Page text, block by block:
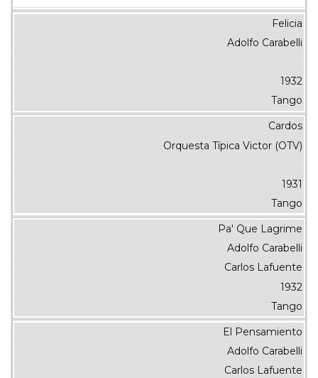
Felicia
Adolfo Carabelli
1932
Tango
Cardos
Orquesta Típica Victor (OTV)
1931
Tango
Pa' Que Lagrime
Adolfo Carabelli
Carlos Lafuente
1932
Tango
El Pensamiento
Adolfo Carabelli
Carlos Lafuente